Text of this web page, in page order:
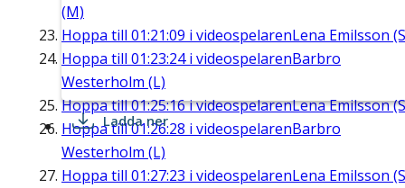
(M)
Hoppa till 01:21:09 i videospelarenLena Emilsson
Hoppa till 01:23:24i videospelarenBarbro
Westerholm (L)
Hoppa till01:25:16i videospelarenLena Emilsson
Hoppa till01:26:28 i videospelarenBarbro
Westerholm (L)
Hoppa till 01:27:23 i videospelarenLena Emilsson
Ladda ner